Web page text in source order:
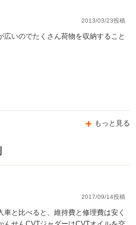
2013/03/23投稿
広いのでたくさん荷物を収納すること
もっと見る
2017/09/14投稿
車と比べると、維持費と修理費は安く